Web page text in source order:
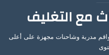
مع التغليف
مدربة وشاحنات مجهزة على أعلى